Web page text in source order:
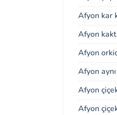
Afyon kar
Afyon
Afyon
Afyon
Afyon
Afyon